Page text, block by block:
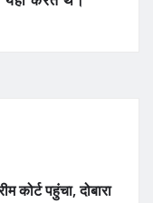
कोर्ट पहुंचा, दोबारा